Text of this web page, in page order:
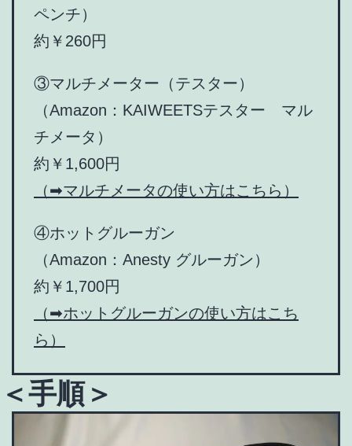
ペンチ）
約￥260円
③マルチメーター（テスター）
（Amazon：KAIWEETSテスター マル
チメータ）
約￥1,600円
（➡マルチメータの使い方はこちら）
④ホットグルーガン
（Amazon：Anesty グルーガン）
約￥1,700円
（➡ホットグルーガンの使い方はこち
ら）
＜手順＞